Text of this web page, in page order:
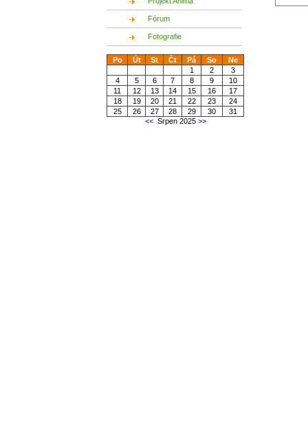
Fórum
Fotografie
Po Út St Čt Pá So
Ne
1
2
3
4
5 6 7 8 9
10
11
12 13 14 15 16
17
18
19 20 21 22 23
24
25
26 27 28 29 30
31
<<Srpen 2025>>